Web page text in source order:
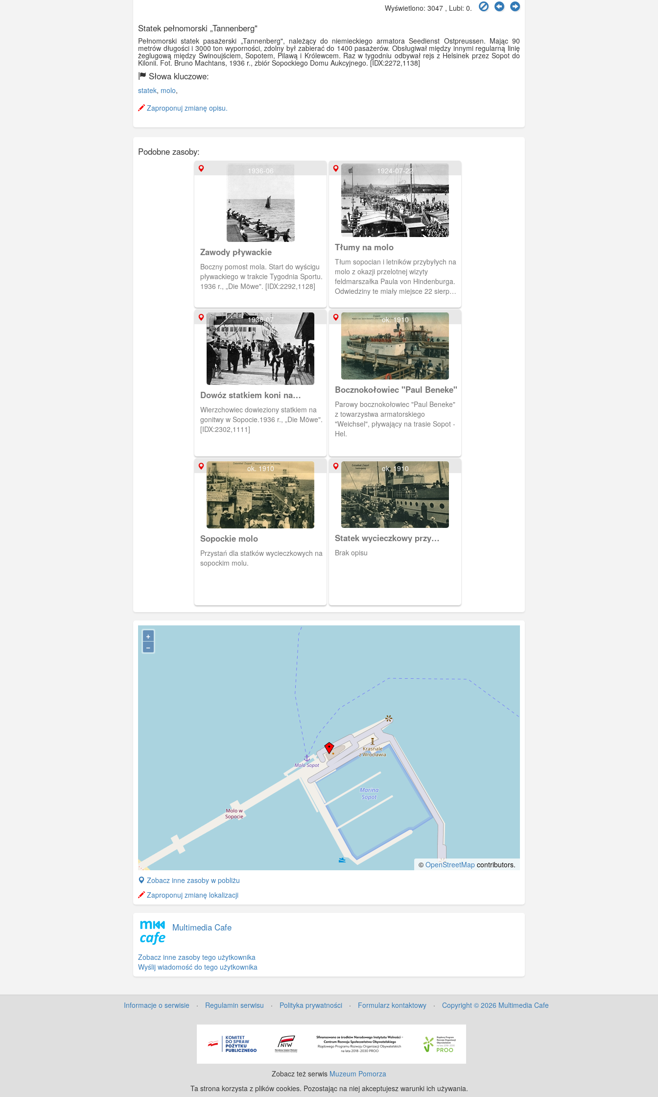
Wyświetlono: 3047 , Lubi: 0.
Statek pełnomorski „Tannenberg"
Pełnomorski statek pasażerski „Tannenberg", należący do niemieckiego armatora Seedienst Ostpreussen. Mając 90
metrów długości i 3000 ton wyporności, zdolny był zabierać do 1400 pasażerów. Obsługiwał między innymi regularną linię
żeglugową między Świnoujściem, Sopotem, Pilawą i Królewcem. Raz w tygodniu odbywał rejs z Helsinek przez Sopot do
Kilonii. Fot. Bruno Machtans, 1936 r., zbiór Sopockiego Domu Aukcyjnego. [IDX:2272,1138]
Słowa kluczowe:
statek, molo,
Zaproponuj zmianę opisu.
Podobne zasoby:
1936-06
Zawody pływackie
Boczny pomost mola. Start do wyścigu
pływackiego w trakcie Tygodnia Sportu.
1936 r., „Die Möwe". [IDX:2292,1128]
1924-07-22
Tłumy na molo
Tłum sopocian i letników przybyłych na
molo z okazji przelotnej wizyty
feldmarszałka Paula von Hindenburga.
Odwiedziny te miały miejsce 22 sierpnia
lecie zwycięstwa pod Tannenbergiem
(gdzie Hindenburg dowodził armią
niemiecką). Po prawej stronie, w głębi,
widać mury budującego się Kasino
Hotelu, czyli dzisiejszego Grand Hotelu.
AP Gdańsk. [IDX:2272,1138]
1936-07
Dowóz statkiem koni na
gonitwy
Wierzchowiec dowieziony statkiem na
gonitwy w Sopocie.1936 r., „Die Möwe".
[IDX:2302,1111]
ok. 1910
Bocznokołowiec "Paul Beneke"
Parowy bocznokołowiec "Paul Beneke"
z towarzystwa armatorskiego
"Weichsel", pływający na trasie Sopot -
Hel.
ok. 1910
Sopockie molo
Przystań dla statków wycieczkowych na
sopockim molu.
ok. 1910
Statek wycieczkowy przy
sopockim molu
Brak opisu
+
−
© OpenStreetMap contributors.
+
−
Zobacz inne zasoby w pobliżu
Zaproponuj zmianę lokalizacji
Multimedia Cafe
Zobacz inne zasoby tego użytkownika
Wyślij wiadomość do tego użytkownika
Informacje o serwisie · Regulamin serwisu · Polityka prywatności · Formularz kontaktowy · Copyright © 2026 Multimedia Cafe
Zobacz też serwis Muzeum Pomorza
Ta strona korzysta z plików cookies. Pozostając na niej akceptujesz warunki ich używania.